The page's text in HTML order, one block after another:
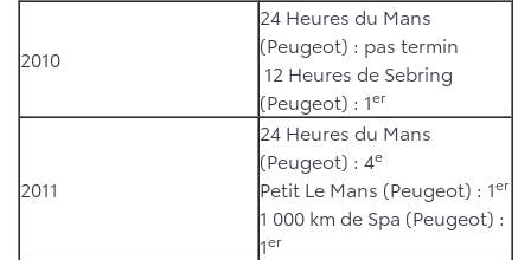
2010
24 Heures du Mans
(Peugeot) : pas termin
12 Heures de Sebring
(Peugeot) : 1er
2011
24 Heures du Mans
(Peugeot) : 4e
Petit Le Mans (Peugeot) : 1er
1 000 km de Spa (Peugeot) :
1er